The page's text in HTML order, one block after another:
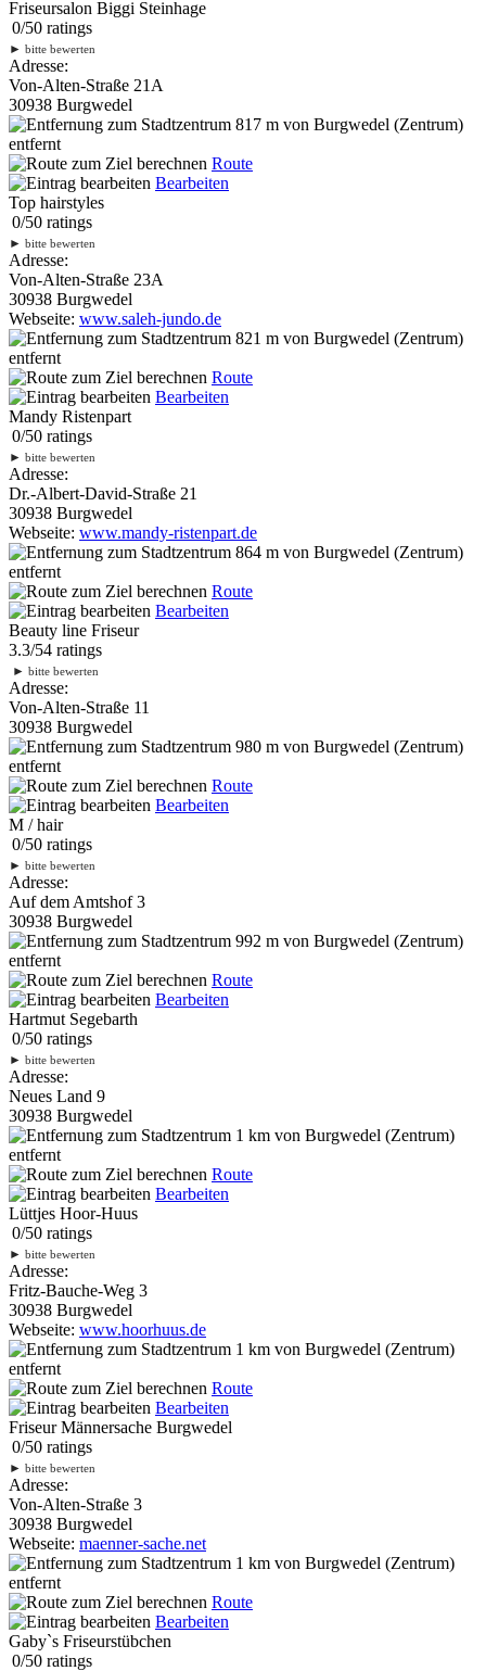
Friseursalon Biggi Steinhage
0/50 ratings
► bitte bewerten
Adresse:
Von-Alten-Straße 21A
30938 Burgwedel
817 m von Burgwedel (Zentrum)
entfernt
Route
Bearbeiten
Top hairstyles
0/50 ratings
► bitte bewerten
Adresse:
Von-Alten-Straße 23A
30938 Burgwedel
Webseite: www.saleh-jundo.de
821 m von Burgwedel (Zentrum)
entfernt
Route
Bearbeiten
Mandy Ristenpart
0/50 ratings
► bitte bewerten
Adresse:
Dr.-Albert-David-Straße 21
30938 Burgwedel
Webseite: www.mandy-ristenpart.de
864 m von Burgwedel (Zentrum)
entfernt
Route
Bearbeiten
Beauty line Friseur
3.3/54 ratings
► bitte bewerten
Adresse:
Von-Alten-Straße 11
30938 Burgwedel
980 m von Burgwedel (Zentrum)
entfernt
Route
Bearbeiten
M / hair
0/50 ratings
► bitte bewerten
Adresse:
Auf dem Amtshof 3
30938 Burgwedel
992 m von Burgwedel (Zentrum)
entfernt
Route
Bearbeiten
Hartmut Segebarth
0/50 ratings
► bitte bewerten
Adresse:
Neues Land 9
30938 Burgwedel
1 km von Burgwedel (Zentrum)
entfernt
Route
Bearbeiten
Lüttjes Hoor-Huus
0/50 ratings
► bitte bewerten
Adresse:
Fritz-Bauche-Weg 3
30938 Burgwedel
Webseite: www.hoorhuus.de
1 km von Burgwedel (Zentrum)
entfernt
Route
Bearbeiten
Friseur Männersache Burgwedel
0/50 ratings
► bitte bewerten
Adresse:
Von-Alten-Straße 3
30938 Burgwedel
Webseite: maenner-sache.net
1 km von Burgwedel (Zentrum)
entfernt
Route
Bearbeiten
Gaby`s Friseurstübchen
0/50 ratings